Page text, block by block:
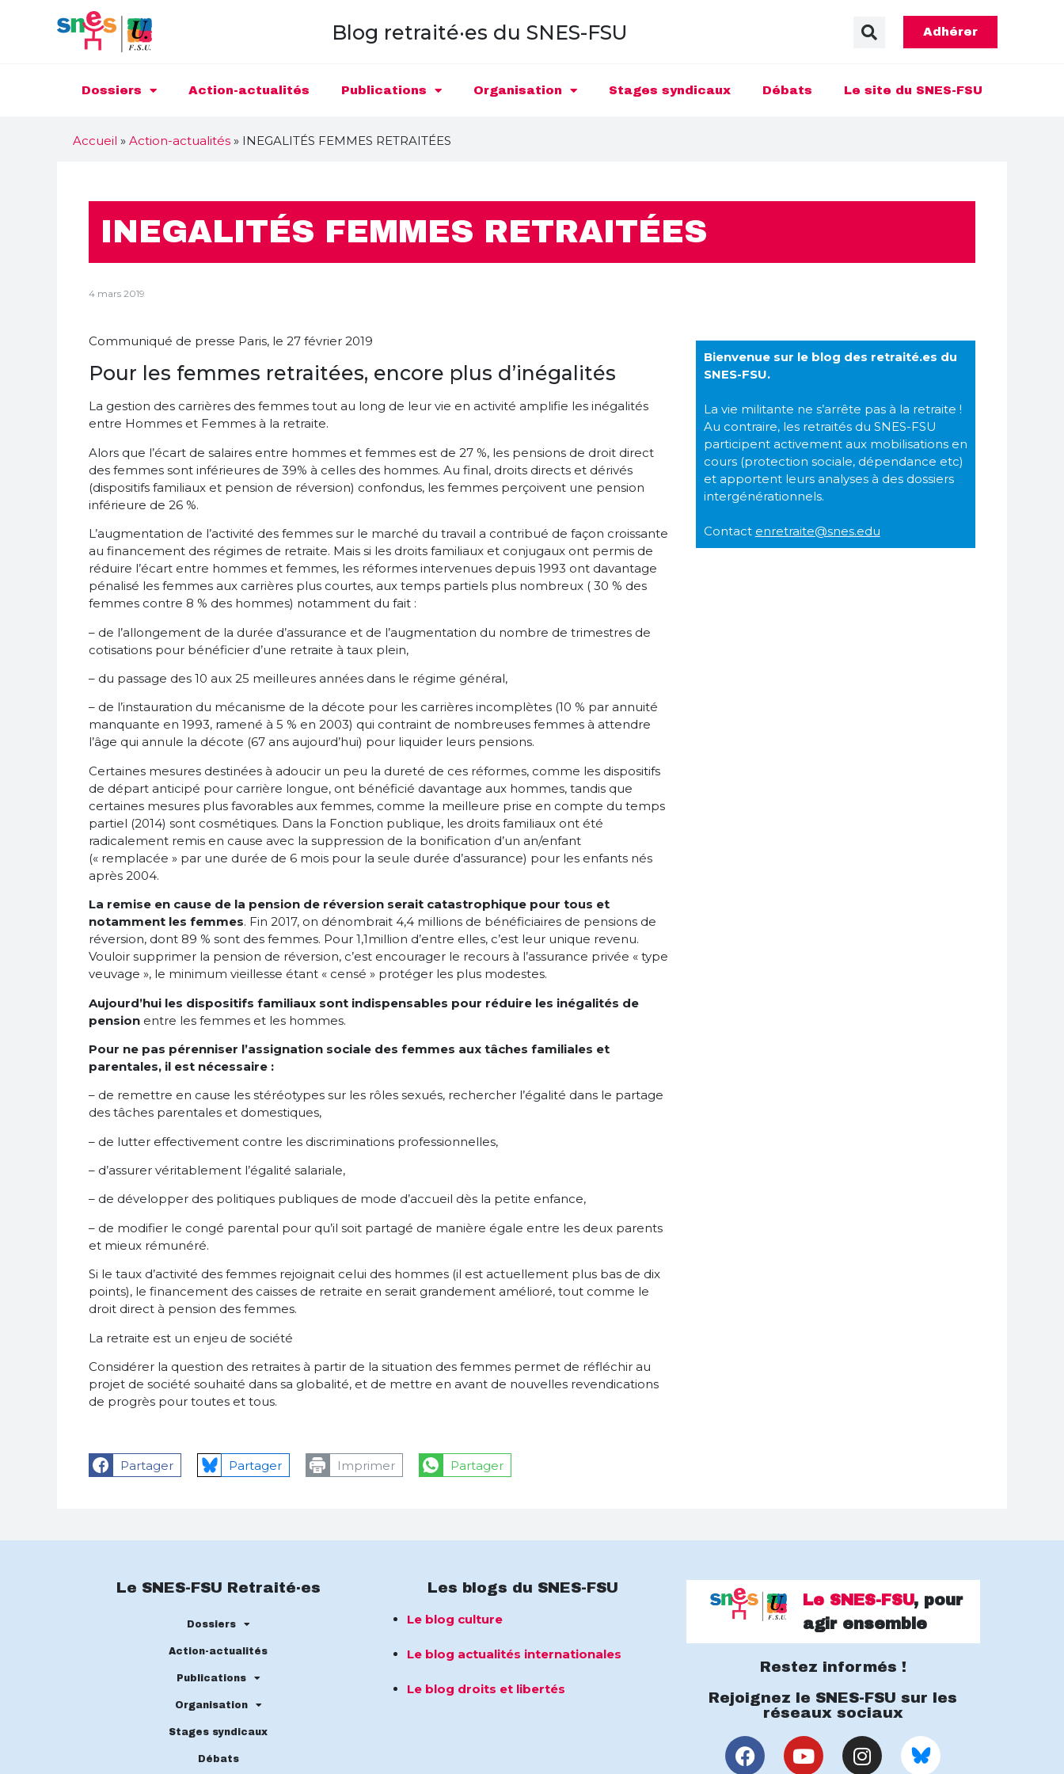
Blog retraité·es du SNES-FSU Adhérer
Dossiers Action-actualités Publications Organisation Stages syndicaux Débats Le site du SNES-FSU
Accueil » Action-actualités » INEGALITÉS FEMMES RETRAITÉES
INEGALITÉS FEMMES RETRAITÉES
4 mars 2019
Communiqué de presse Paris, le 27 février 2019
Pour les femmes retraitées, encore plus d’inégalités
La gestion des carrières des femmes tout au long de leur vie en activité amplifie les inégalités
entre Hommes et Femmes à la retraite.
Alors que l’écart de salaires entre hommes et femmes est de 27 %, les pensions de droit direct
des femmes sont inférieures de 39% à celles des hommes. Au final, droits directs et dérivés
(dispositifs familiaux et pension de réversion) confondus, les femmes perçoivent une pension
inférieure de 26 %.
L’augmentation de l’activité des femmes sur le marché du travail a contribué de façon croissante
au financement des régimes de retraite. Mais si les droits familiaux et conjugaux ont permis de
réduire l’écart entre hommes et femmes, les réformes intervenues depuis 1993 ont davantage
pénalisé les femmes aux carrières plus courtes, aux temps partiels plus nombreux ( 30 % des
femmes contre 8 % des hommes) notamment du fait :
– de l’allongement de la durée d’assurance et de l’augmentation du nombre de trimestres de
cotisations pour bénéficier d’une retraite à taux plein,
– du passage des 10 aux 25 meilleures années dans le régime général,
– de l’instauration du mécanisme de la décote pour les carrières incomplètes (10 % par annuité
manquante en 1993, ramené à 5 % en 2003) qui contraint de nombreuses femmes à attendre
l’âge qui annule la décote (67 ans aujourd’hui) pour liquider leurs pensions.
Certaines mesures destinées à adoucir un peu la dureté de ces réformes, comme les dispositifs
de départ anticipé pour carrière longue, ont bénéficié davantage aux hommes, tandis que
certaines mesures plus favorables aux femmes, comme la meilleure prise en compte du temps
partiel (2014) sont cosmétiques. Dans la Fonction publique, les droits familiaux ont été
radicalement remis en cause avec la suppression de la bonification d’un an/enfant
(« remplacée » par une durée de 6 mois pour la seule durée d’assurance) pour les enfants nés
après 2004.
La remise en cause de la pension de réversion serait catastrophique pour tous et
notamment les femmes. Fin 2017, on dénombrait 4,4 millions de bénéficiaires de pensions de
réversion, dont 89 % sont des femmes. Pour 1,1million d’entre elles, c’est leur unique revenu.
Vouloir supprimer la pension de réversion, c’est encourager le recours à l’assurance privée « type
veuvage », le minimum vieillesse étant « censé » protéger les plus modestes.
Aujourd’hui les dispositifs familiaux sont indispensables pour réduire les inégalités de
pension entre les femmes et les hommes.
Pour ne pas pérenniser l’assignation sociale des femmes aux tâches familiales et
parentales, il est nécessaire :
– de remettre en cause les stéréotypes sur les rôles sexués, rechercher l’égalité dans le partage
des tâches parentales et domestiques,
– de lutter effectivement contre les discriminations professionnelles,
– d’assurer véritablement l’égalité salariale,
– de développer des politiques publiques de mode d’accueil dès la petite enfance,
– de modifier le congé parental pour qu’il soit partagé de manière égale entre les deux parents
et mieux rémunéré.
Si le taux d’activité des femmes rejoignait celui des hommes (il est actuellement plus bas de dix
points), le financement des caisses de retraite en serait grandement amélioré, tout comme le
droit direct à pension des femmes.
La retraite est un enjeu de société
Considérer la question des retraites à partir de la situation des femmes permet de réfléchir au
projet de société souhaité dans sa globalité, et de mettre en avant de nouvelles revendications
de progrès pour toutes et tous.
Bienvenue sur le blog des retraité.es du
SNES-FSU.
La vie militante ne s’arrête pas à la retraite !
Au contraire, les retraités du SNES-FSU
participent activement aux mobilisations en
cours (protection sociale, dépendance etc)
et apportent leurs analyses à des dossiers
intergénérationnels.
Contact enretraite@snes.edu
Partager Partager Imprimer Partager
Le SNES-FSU Retraité·es
Dossiers
Action-actualités
Publications
Organisation
Stages syndicaux
Débats
Les blogs du SNES-FSU
Le blog culture
Le blog actualités internationales
Le blog droits et libertés
Le SNES-FSU, pour
agir ensemble
Restez informés !
Rejoignez le SNES-FSU sur les
réseaux sociaux